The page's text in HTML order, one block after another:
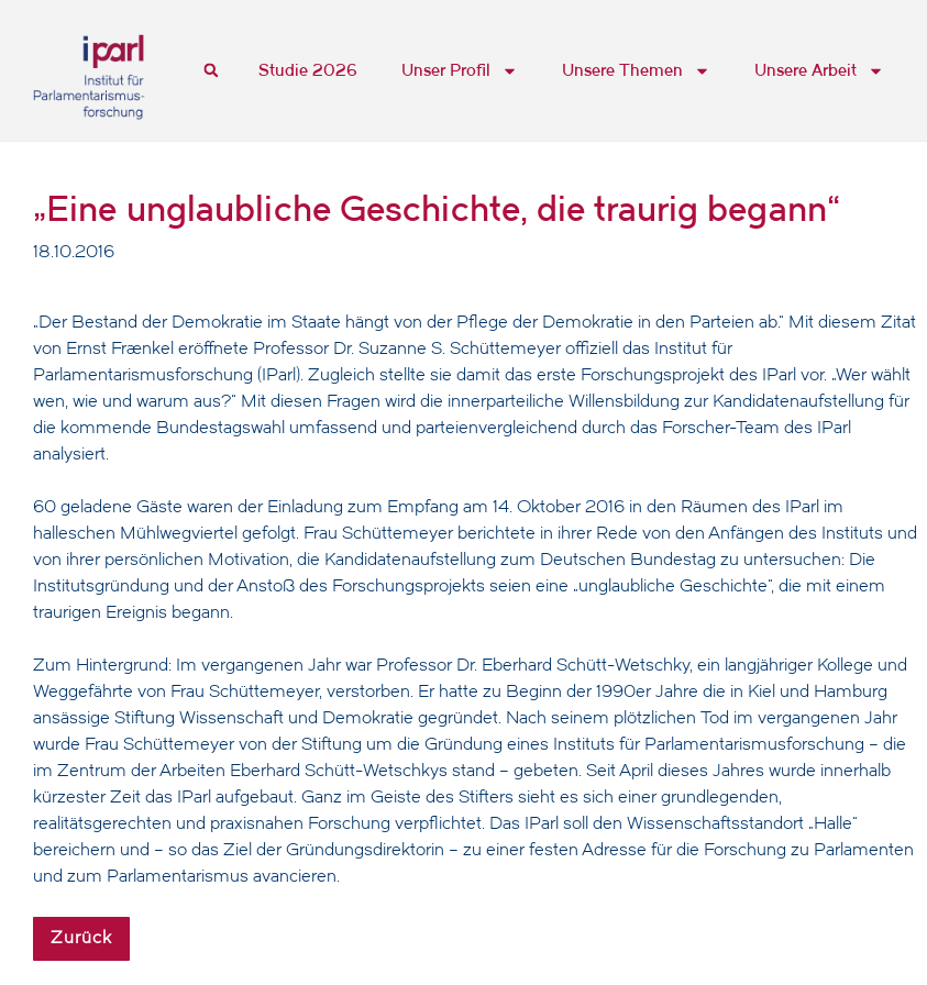
Studie 2026 Unser Profil Unsere Themen Unsere Arbeit
„Eine unglaubliche Geschichte, die traurig begann“
18.10.2016
„Der Bestand der Demokratie im Staate hängt von der Pflege der Demokratie in den Parteien ab.“ Mit diesem Zitat
von Ernst Fraenkel eröffnete Professor Dr. Suzanne S. Schüttemeyer offiziell das Institut für
Parlamentarismusforschung (IParl). Zugleich stellte sie damit das erste Forschungsprojekt des IParl vor. „Wer wählt
wen, wie und warum aus?“ Mit diesen Fragen wird die innerparteiliche Willensbildung zur Kandidatenaufstellung für
die kommende Bundestagswahl umfassend und parteienvergleichend durch das Forscher-Team des IParl
analysiert.
60 geladene Gäste waren der Einladung zum Empfang am 14. Oktober 2016 in den Räumen des IParl im
halleschen Mühlwegviertel gefolgt. Frau Schüttemeyer berichtete in ihrer Rede von den Anfängen des Instituts und
von ihrer persönlichen Motivation, die Kandidatenaufstellung zum Deutschen Bundestag zu untersuchen: Die
Institutsgründung und der Anstoß des Forschungsprojekts seien eine „unglaubliche Geschichte“, die mit einem
traurigen Ereignis begann.
Zum Hintergrund: Im vergangenen Jahr war Professor Dr. Eberhard Schütt-Wetschky, ein langjähriger Kollege und
Weggefährte von Frau Schüttemeyer, verstorben. Er hatte zu Beginn der 1990er Jahre die in Kiel und Hamburg
ansässige Stiftung Wissenschaft und Demokratie gegründet. Nach seinem plötzlichen Tod im vergangenen Jahr
wurde Frau Schüttemeyer von der Stiftung um die Gründung eines Instituts für Parlamentarismusforschung – die
im Zentrum der Arbeiten Eberhard Schütt-Wetschkys stand – gebeten. Seit April dieses Jahres wurde innerhalb
kürzester Zeit das IParl aufgebaut. Ganz im Geiste des Stifters sieht es sich einer grundlegenden,
realitätsgerechten und praxisnahen Forschung verpflichtet. Das IParl soll den Wissenschaftsstandort „Halle“
bereichern und – so das Ziel der Gründungsdirektorin – zu einer festen Adresse für die Forschung zu Parlamenten
und zum Parlamentarismus avancieren.
Zurück